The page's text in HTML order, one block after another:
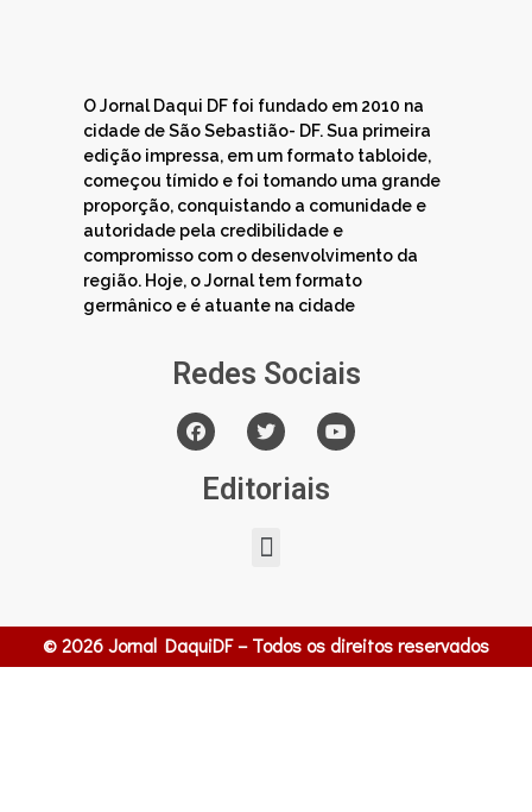
O Jornal Daqui DF foi fundado em 2010 na
cidade de São Sebastião- DF. Sua primeira
edição impressa, em um formato tabloide,
começou tímido e foi tomando uma grande
proporção, conquistando a comunidade e
autoridade pela credibilidade e
compromisso com o desenvolvimento da
região. Hoje, o Jornal tem formato
germânico e é atuante na cidade
Redes Sociais
Editoriais
© 2026 Jornal DaquiDF – Todos os direitos reservados